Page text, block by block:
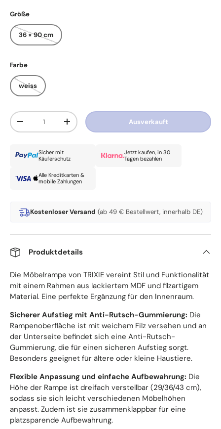
Größe
36 × 90 cm
Farbe
weiss
Anzahl
Menge verringernMenge erhöhen Ausverkauft
Sicher mit
Käuferschutz
Jetzt kaufen, in 30
Tagen bezahlen
Alle Kreditkarten &
mobile Zahlungen
Kostenloser Versand (ab 49 € Bestellwert, innerhalb DE)
Produktdetails
Die Möbelrampe von TRIXIE vereint Stil und Funktionalität
mit einem Rahmen aus lackiertem MDF und filzartigem
Material. Eine perfekte Ergänzung für den Innenraum.
Sicherer Aufstieg mit Anti-Rutsch-Gummierung: Die
Rampenoberfläche ist mit weichem Filz versehen und an
der Unterseite befindet sich eine Anti-Rutsch-
Gummierung, die für einen sicheren Aufstieg sorgt.
Besonders geeignet für ältere oder kleine Haustiere.
Flexible Anpassung und einfache Aufbewahrung: Die
Höhe der Rampe ist dreifach verstellbar (29/36/43 cm),
sodass sie sich leicht verschiedenen Möbelhöhen
anpasst. Zudem ist sie zusammenklappbar für eine
platzsparende Aufbewahrung.